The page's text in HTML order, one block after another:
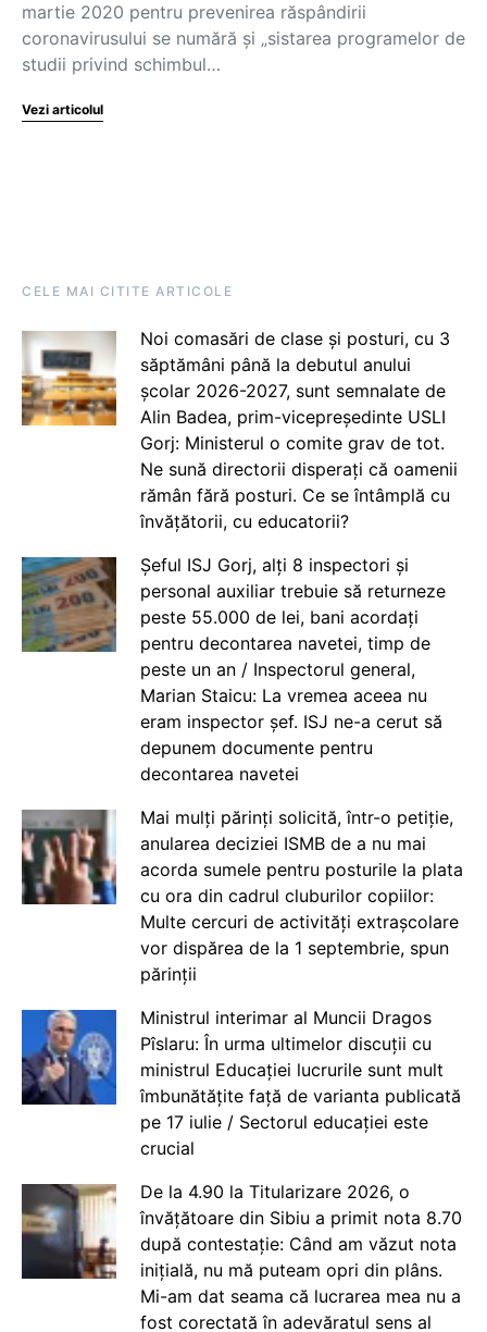
martie 2020 pentru prevenirea răspândirii
coronavirusului se numără și „sistarea programelor de
studii privind schimbul…
Vezi articolul
CELE MAI CITITE ARTICOLE
Noi comasări de clase și posturi, cu 3
săptămâni până la debutul anului
școlar 2026-2027, sunt semnalate de
Alin Badea, prim-vicepreședinte USLI
Gorj: Ministerul o comite grav de tot.
Ne sună directorii disperați că oamenii
rămân fără posturi. Ce se întâmplă cu
învățătorii, cu educatorii?
Șeful ISJ Gorj, alți 8 inspectori și
personal auxiliar trebuie să returneze
peste 55.000 de lei, bani acordați
pentru decontarea navetei, timp de
peste un an / Inspectorul general,
Marian Staicu: La vremea aceea nu
eram inspector șef. ISJ ne-a cerut să
depunem documente pentru
decontarea navetei
Mai mulți părinți solicită, într-o petiție,
anularea deciziei ISMB de a nu mai
acorda sumele pentru posturile la plata
cu ora din cadrul cluburilor copiilor:
Multe cercuri de activități extrașcolare
vor dispărea de la 1 septembrie, spun
părinții
Ministrul interimar al Muncii Dragos
Pîslaru: În urma ultimelor discuții cu
ministrul Educației lucrurile sunt mult
îmbunătățite față de varianta publicată
pe 17 iulie / Sectorul educației este
crucial
De la 4.90 la Titularizare 2026, o
învățătoare din Sibiu a primit nota 8.70
după contestație: Când am văzut nota
inițială, nu mă puteam opri din plâns.
Mi-am dat seama că lucrarea mea nu a
fost corectată în adevăratul sens al